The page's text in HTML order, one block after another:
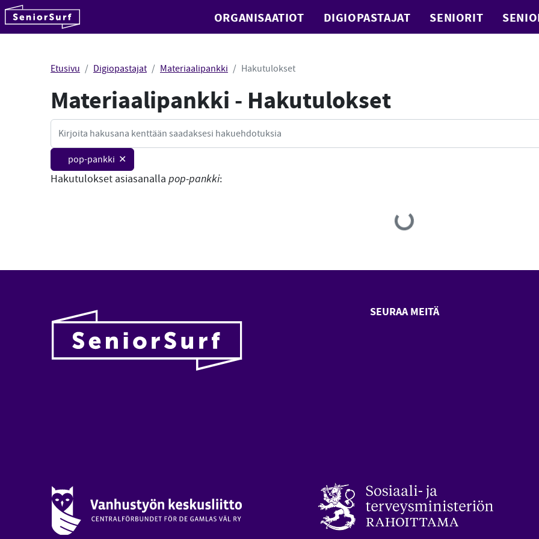
Hyppää sisältöön ORGANISAATIOT DIGIOPASTAJAT SENIORIT
Etusivu Digiopastajat Materiaalipankki Hakutulokset
Materiaalipankki - Hakutulokset
Haku
pop-pankki ✕
Hakutulokset asiasanalla pop-pankki:
Loading...
SEURAA MEITÄ
Vanhustyön keskusliitto (avautuu uuteen ikkunaan)